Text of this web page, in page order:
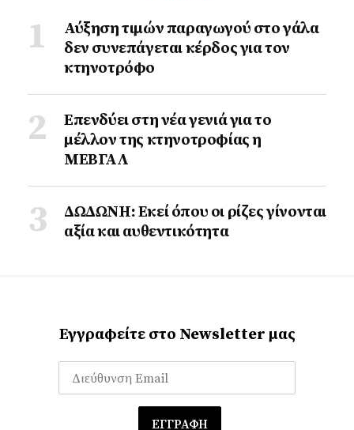
Αύξηση τιμών παραγωγού στο γάλα
δεν συνεπάγεται κέρδος για τον
κτηνοτρόφο
Επενδύει στη νέα γενιά για το
μέλλον της κτηνοτροφίας η
ΜΕΒΓΑΛ
ΔΩΔΩΝΗ: Εκεί όπου οι ρίζες γίνονται
αξία και αυθεντικότητα
Εγγραφείτε στο Newsletter μας